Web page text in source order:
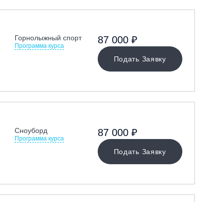
Горнолыжный спорт
Программа курса
Подать Заявку
87 000 ₽
Сноуборд
Программа курса
Подать Заявку
87 000 ₽